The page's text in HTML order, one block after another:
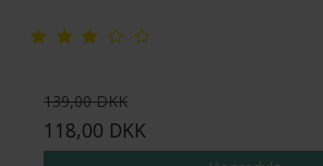
139,00 DKK
118,00 DKK